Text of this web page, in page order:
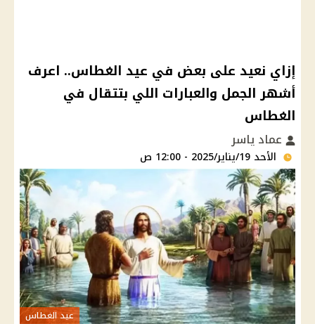
إزاي نعيد على بعض في عيد الغطاس.. اعرف
أشهر الجمل والعبارات اللي بتتقال في
الغطاس
عماد ياسر
الأحد 19/يناير/2025 - 12:00 ص
عيد الغطاس